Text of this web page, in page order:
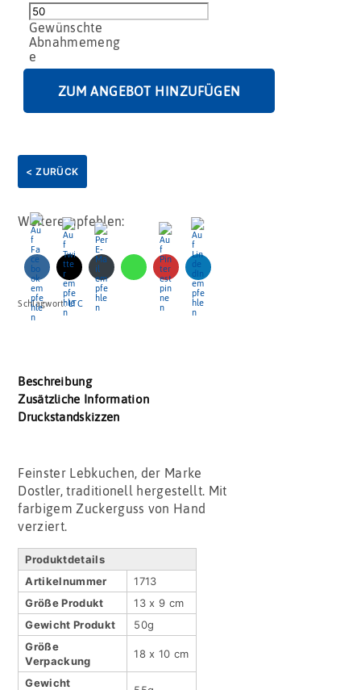
Lebkuchen
Baum
Menge
ZUM ANGEBOT HINZUFÜGEN
< ZURÜCK
Weiterempfehlen:
Schlagwort:LTC
Beschreibung
Zusätzliche Information
Druckstandskizzen
Feinster Lebkuchen, der Marke
Dostler, traditionell hergestellt. Mit
farbigem Zuckerguss von Hand
verziert.
Produktdetails
Artikel­nummer
1713
Größe Produkt
13 x 9 cm
Gewicht Produkt
50g
Größe
Verpackung
18 x 10 cm
Gewicht